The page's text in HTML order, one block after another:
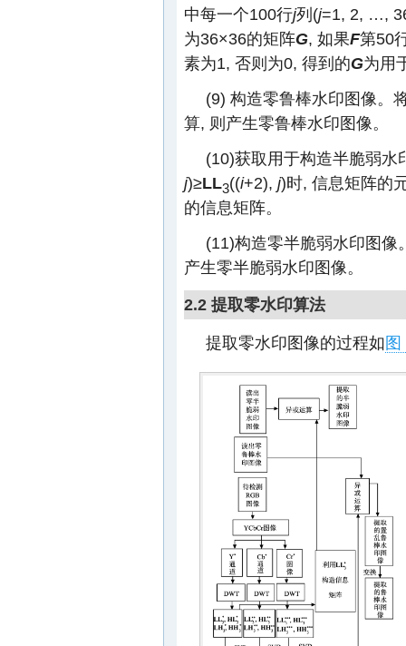
中每一个100行j列(j=1, 2, …,
为36×36的矩阵G, 如果F第50
素为1, 否则为0, 得到的G为用
(9) 构造零鲁棒水印图像。
算, 则产生零鲁棒水印图像。
(10)获取用于构造半脆弱水
j)≥LL3((i+2), j)时, 信息矩阵的
的信息矩阵。
(11)构造零半脆弱水印图
产生零半脆弱水印图像。
2.2 提取零水印算法
提取零水印图像的过程如图